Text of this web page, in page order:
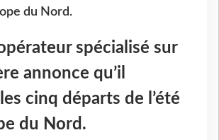
du Nord.
spécialisé sur
annonce qu’il
cinq départs de l’été
du Nord.